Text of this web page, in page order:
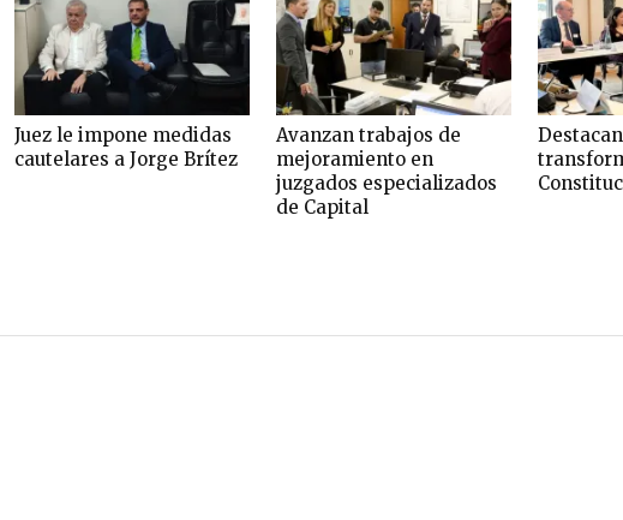
Juez le impone medidas
cautelares a Jorge Brítez
Avanzan trabajos de
mejoramiento en
juzgados especializados
de Capital